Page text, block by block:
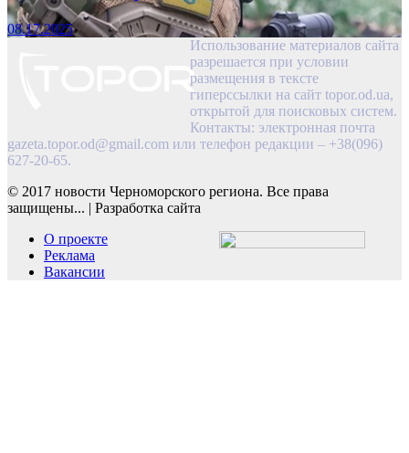
08.17.2025
Использование материалов сайта
разрешается при условии
размещения в тексте
гиперссылки на сайт topor.od.ua,
открытой для поисковых систем.
Контакты: электронная почта
gazeta.topor.od@gmail.com или телефон редакции – +38(096)
627-20-65.
© 2017 новости Черноморского региона. Все права
защищены... | Разработка сайта
О проекте
Реклама
Вакансии